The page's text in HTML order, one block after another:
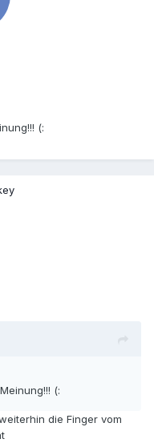
(:
(:
die Finger vom